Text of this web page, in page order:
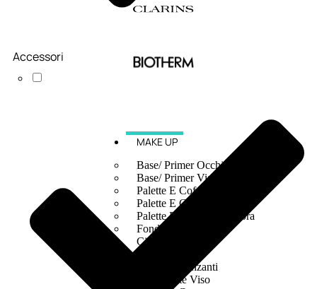
MAKE UP
Base/ Primer Occhi
Base/ Primer Viso
Palette E Cofanetti Occhi
Palette E Cofanetti Viso
Palette E Cofanetti Labbra
Fondotinta
Cipria
Terre Abbronzanti
Illuminante Viso
Accessori